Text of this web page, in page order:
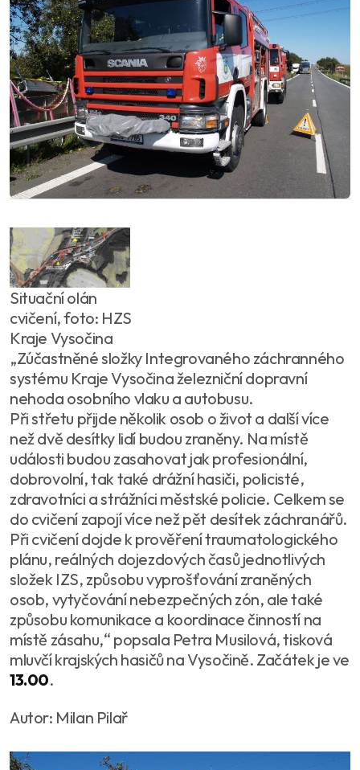
Situační olán
cvičení, foto: HZS
Kraje Vysočina
„Zúčastněné složky Integrovaného záchranného
systému Kraje Vysočina železniční dopravní
nehoda osobního vlaku a autobusu.
Při střetu přijde několik osob o život a další více
než dvě desítky lidí budou zraněny. Na místě
události budou zasahovat jak profesionální,
dobrovolní, tak také drážní hasiči, policisté,
zdravotníci a strážníci městské policie. Celkem se
do cvičení zapojí více než pět desítek záchranářů.
Při cvičení dojde k prověření traumatologického
plánu, reálných dojezdových časů jednotlivých
složek IZS, způsobu vyprošťování zraněných
osob, vytyčování nebezpečných zón, ale také
způsobu komunikace a koordinace činností na
místě zásahu,“ popsala Petra Musilová, tisková
mluvčí krajských hasičů na Vysočině. Začátek je ve
13.00.
Autor: Milan Pilař